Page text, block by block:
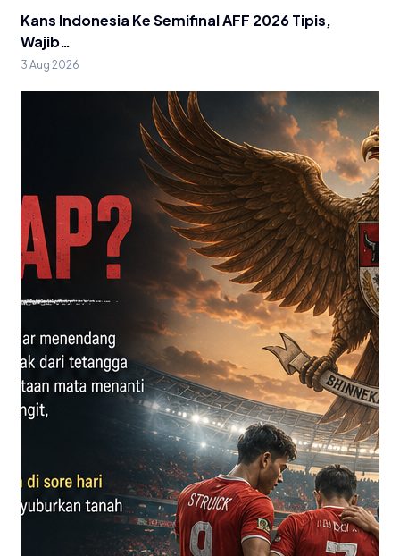
Kans Indonesia Ke Semifinal AFF 2026 Tipis,
Wajib…
3 Aug 2026